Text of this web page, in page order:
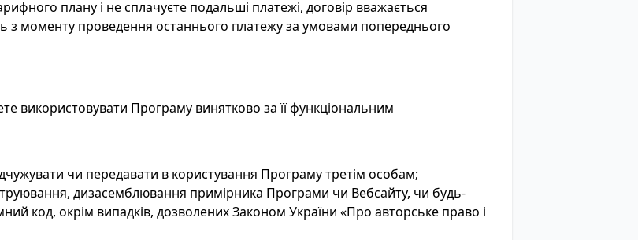
плану і не сплачуєте подальші платежі, договір вважається
з моменту проведення останнього платежу за умовами попереднього
використовувати Програму винятково за її функціональним
чи передавати в користування Програму третім особам;
дизасемблювання примірника Програми чи Вебсайту, чи будь-
код, окрім випадків, дозволених Законом України «Про авторське право і